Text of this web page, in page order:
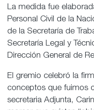
La medida fue
Personal Civil de la
de la Secretaría de
Secretaría Legal y
Dirección General de
El gremio celebró la
conceptos que fuimos
secretaria Adjunta,